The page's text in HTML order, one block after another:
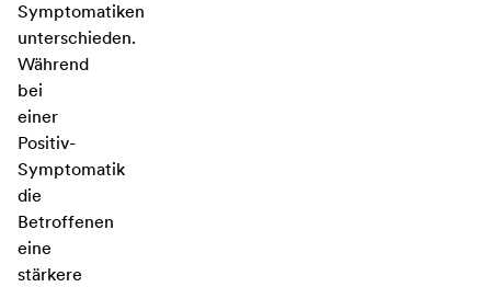
Symptomatiken
unterschieden.
Während
bei
einer
Positiv-
Symptomatik
die
Betroffenen
eine
stärkere